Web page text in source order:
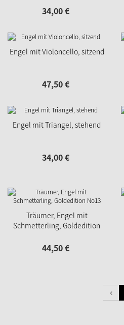
34,00€
Engel mit Violoncello, sitzend
47,50€
Engel mit Triangel, stehend
34,00€
Träumer, Engel mit
Schmetterling, Goldedition
44,50€